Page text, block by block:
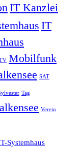
IT Kanzlei
IT
Mobilfunk
SAT
Tag
Verein
Systemhaus